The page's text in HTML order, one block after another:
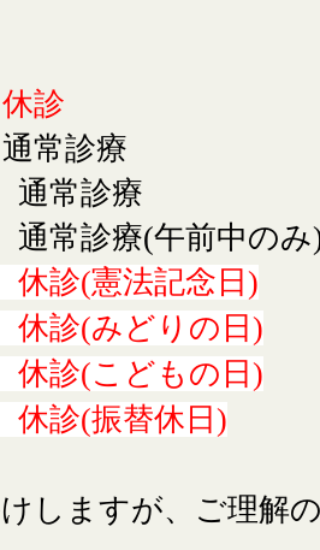
診
常診療
常診療
常診療(午前中のみ
診(憲法記念日)
診(みどりの日)
診(こどもの日)
診(振替休日)
しますが、ご理解